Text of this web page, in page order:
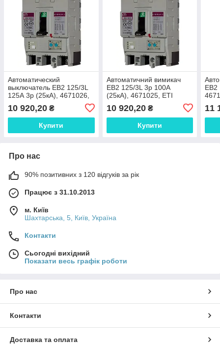
Автоматический
выключатель EB2 125/3L
125А 3р (25кА), 4671026,
10 920,20 ₴
Купити
Автоматичний вимикач
EB2 125/3L 3р 100А
(25кА), 4671025, ETI
10 920,20₴
Купити
EB2
11
Про нас
90% позитивних з 120 відгуків за рік
Працює з 31.10.2013
м. Київ
Шахтарська, 5, Київ, Україна
Контакти
Сьогодні вихідний
Показати весь графік роботи
Про нас
Контакти
Доставка та оплата